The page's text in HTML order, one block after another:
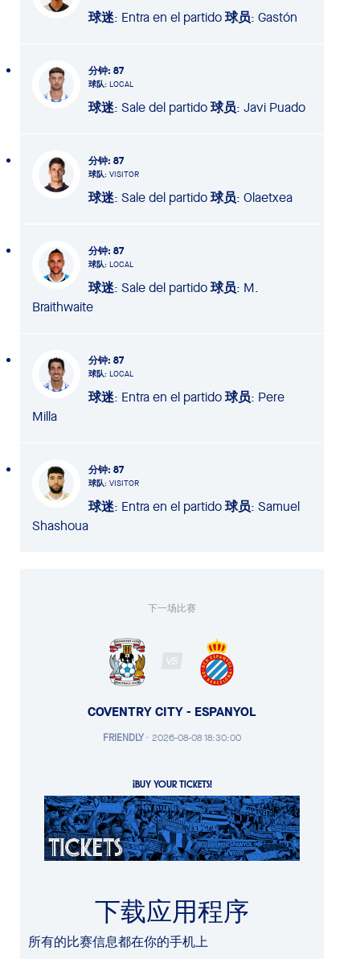
球迷: Entra en el partido球员: Gastón
分钟: 87
球队: LOCAL
球迷: Sale del partido球员: Javi Puado
分钟: 87
球队: VISITOR
球迷: Sale del partido球员: Olaetxea
分钟: 87
球队: LOCAL
球迷: Sale del partido球员: M.
Braithwaite
分钟: 87
球队: LOCAL
球迷: Entra en el partido球员: Pere
Milla
分钟: 87
球队: VISITOR
球迷: Entra en el partido球员: Samuel
Shashoua
下一场比赛
VS
COVENTRY CITY - ESPANYOL
FRIENDLY· 2026-08-08 18:30:00
¡BUY YOUR TICKETS!
下载应用程序
所有的比赛信息都在你的手机上